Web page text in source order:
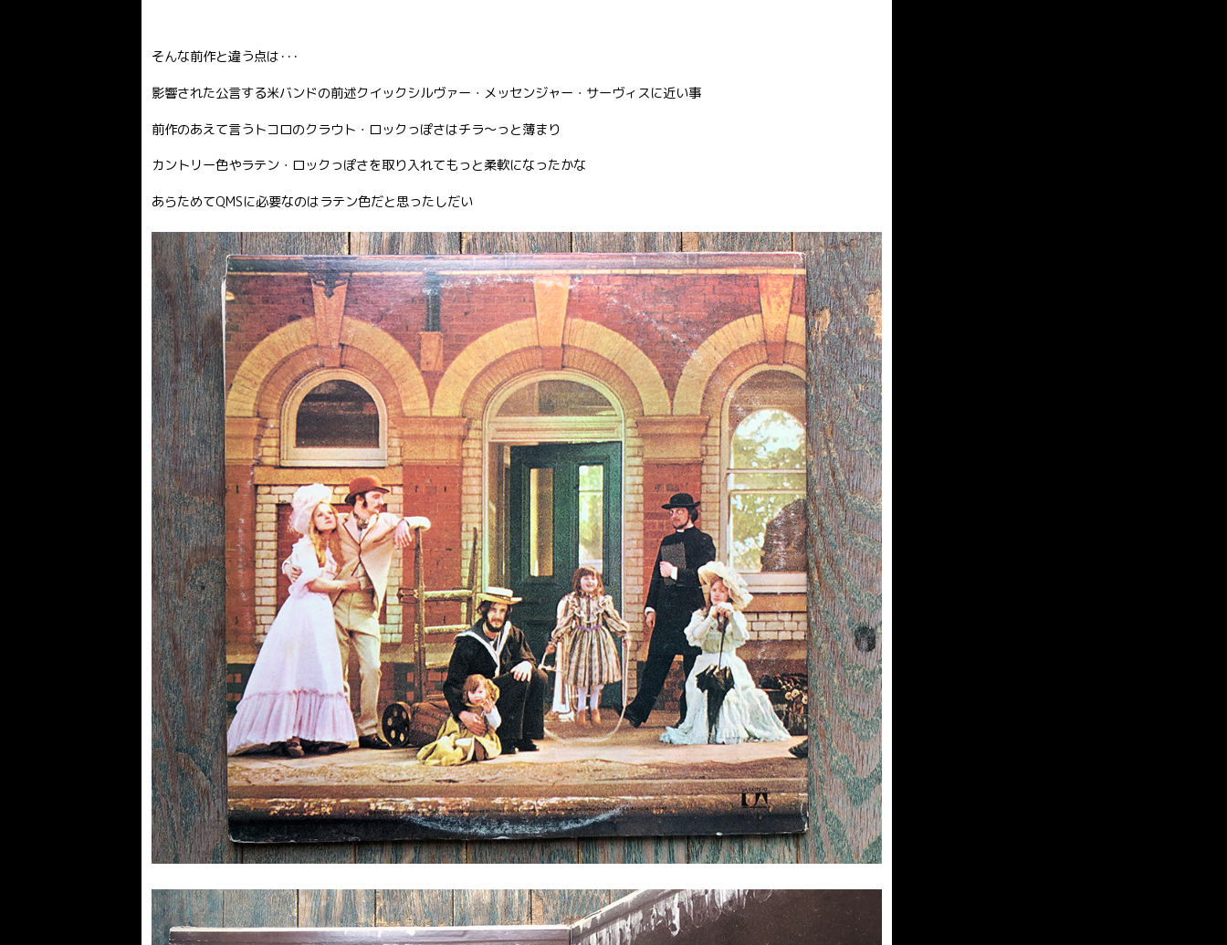
そんな前作と違う点は･･･
影響された公言する米バンドの前述クイックシルヴァー・メッセンジャー・サーヴィスに近い事
前作のあえて言うトコロのクラウト・ロックっぽさはチラ〜っと薄まり
カントリー色やラテン・ロックっぽさを取り入れてもっと柔軟になったかな
あらためてQMSに必要なのはラテン色だと思ったしだい